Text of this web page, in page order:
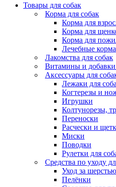
Товары для собак
Корма для собак
Корма для
Корма для
Корма для
Лечебные корма
Лакомства для собак
Витамины и добавки
Аксессуары для
Лежаки для
Когтерезы и
Игрушки
Колтунорезы,
Переноски
Расчески и
Миски
Поводки
Рулетки для
Средства по уходу
Уход за шерстью
Пелёнки